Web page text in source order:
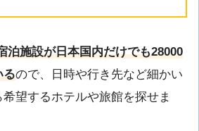
泊施設が日本国内だけでも28000
るので、日時や行き先など細かい
望するホテルや旅館を探せま